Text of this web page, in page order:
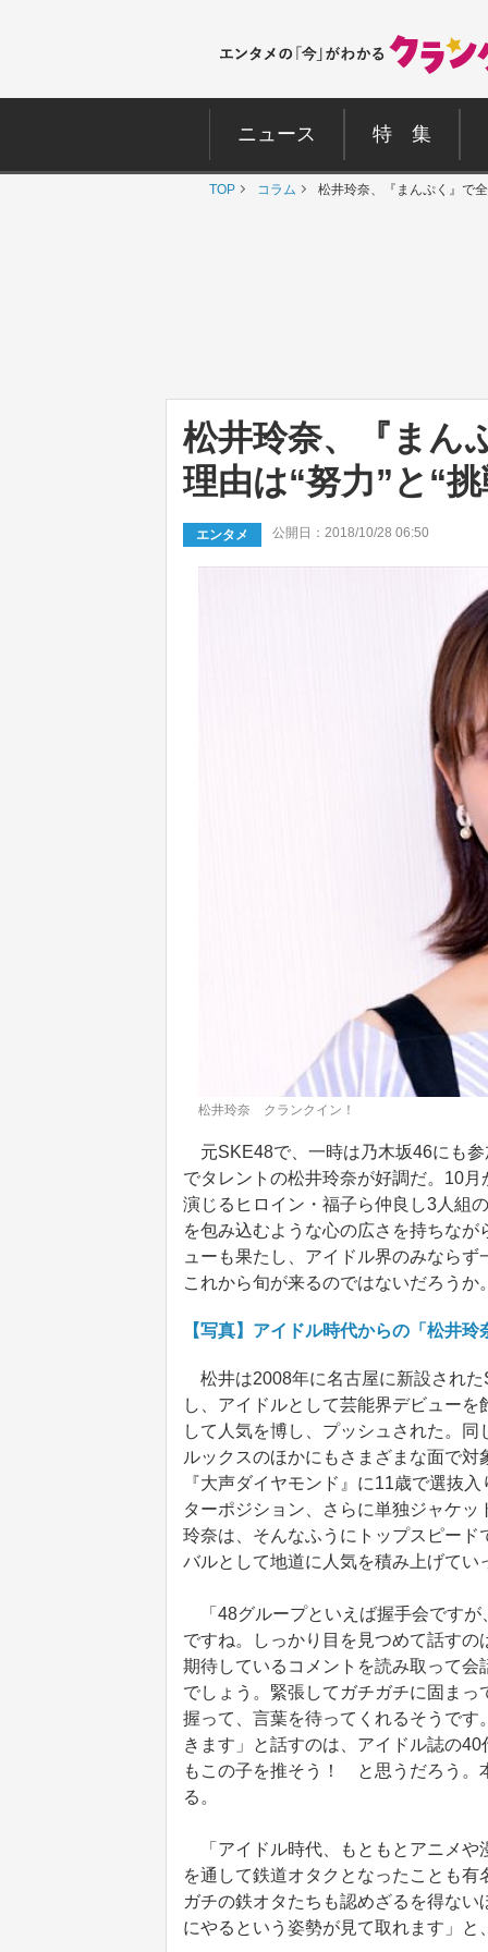
ニュース 特 集
TOP コラム 松井玲奈、『まんぷく』で
松井玲奈、『ま
理由は“努力”と“
エンタメ 公開日：2018/10/28 06:50
松井玲奈 クランクイン！
元SKE48で、一時は乃木坂46にも
でタレントの松井玲奈が好調だ。10
演じるヒロイン・福子ら仲良し3人組
を包み込むような心の広さを持ちな
ューも果たし、アイドル界のみなら
これから旬が来るのではないだろう
【写真】アイドル時代からの「松井
松井は2008年に名古屋に新設され
し、アイドルとして芸能界デビュー
して人気を博し、プッシュされた。
ルックスのほかにもさまざまな面で
『大声ダイヤモンド』に11歳で選抜
ターポジション、さらに単独ジャケ
玲奈は、そんなふうにトップスピー
バルとして地道に人気を積み上げてい
「48グループといえば握手会ですが
ですね。しっかり目を見つめて話す
期待しているコメントを読み取って
でしょう。緊張してガチガチに固ま
握って、言葉を待ってくれるそうで
きます」と話すのは、アイドル誌の
もこの子を推そう！ と思うだろう。
る。
「アイドル時代、もともとアニメや
を通して鉄道オタクとなったことも有
ガチの鉄オタたちも認めざるを得な
にやるという姿勢が見て取れます」